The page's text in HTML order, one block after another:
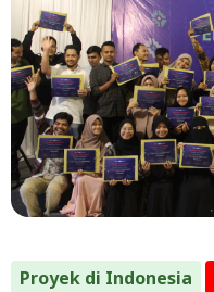
Proyek di Indonesia